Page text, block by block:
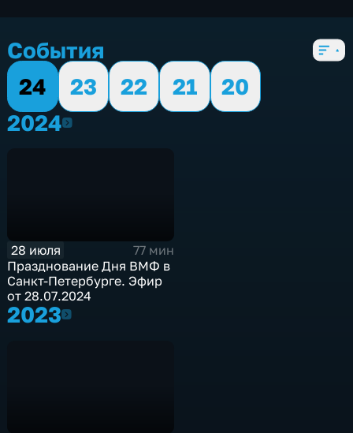
События
24
23 22 21
20
20242024
28 июля
77 мин
Празднование Дня ВМФ в
Санкт-Петербурге. Эфир
от 28.07.2024
20232023